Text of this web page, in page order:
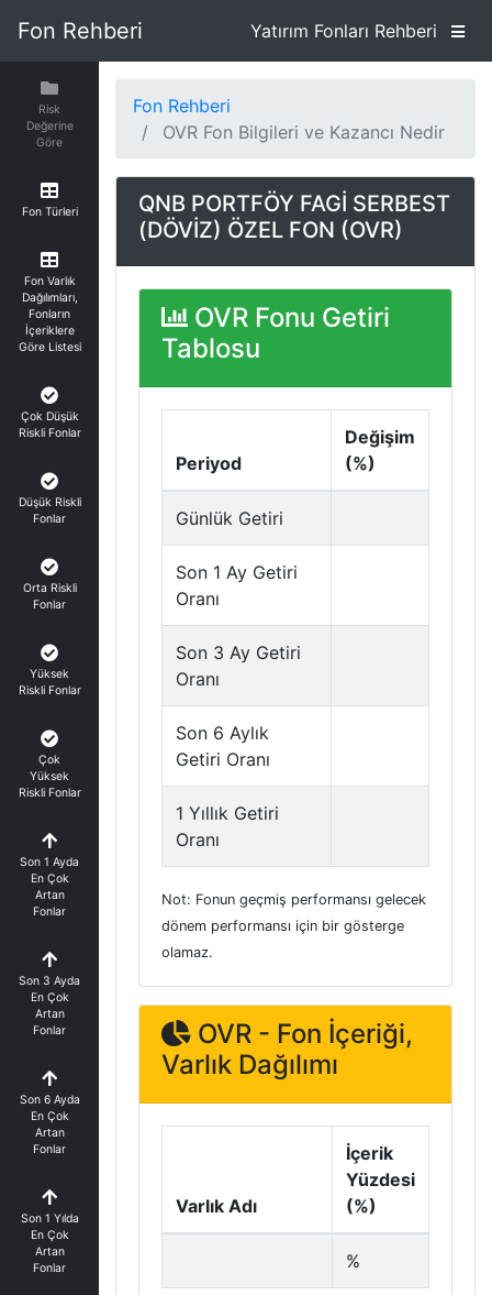
Fon Rehberi Yatırım Fonları Rehberi
Risk
Değerine
Göre
Fon Türleri
Fon Varlık
Dağılımları,
Fonların
İçeriklere
Göre Listesi
Çok Düşük
Riskli Fonlar
Düşük Riskli
Fonlar
Orta Riskli
Fonlar
Yüksek
Riskli Fonlar
Çok
Yüksek
Riskli Fonlar
Son 1 Ayda
En Çok
Artan
Fonlar
Son 3 Ayda
En Çok
Artan
Fonlar
Son 6 Ayda
En Çok
Artan
Fonlar
Son 1 Yılda
En Çok
Artan
Fonlar
Fon Rehberi
OVR Fon Bilgileri ve Kazancı Nedir
QNB PORTFÖY FAGİ SERBEST
(DÖVİZ) ÖZEL FON (OVR)
OVR Fonu Getiri
Tablosu
Periyod
Değişim
(%)
Günlük Getiri
Son 1 Ay Getiri
Oranı
Son 3 Ay Getiri
Oranı
Son 6 Aylık
Getiri Oranı
1 Yıllık Getiri
Oranı
Not: Fonun geçmiş performansı gelecek
dönem performansı için bir gösterge
olamaz.
OVR - Fon İçeriği,
Varlık Dağılımı
Varlık Adı
İçerik
Yüzdesi
(%)
%